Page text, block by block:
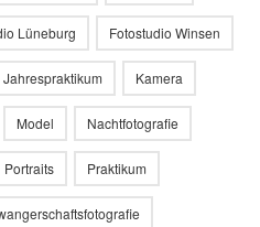
Lüneburg Fotostudio Winsen
Jahrespraktikum Kamera
Model Nachtfotografie
Portraits Praktikum